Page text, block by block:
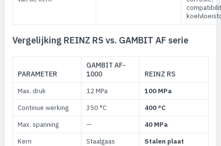
Vergelijking REINZ RS vs. GAMBIT AF serie
PARAMETER
GAMBIT AF-
1000
REINZ RS
Max. druk 12 MPa
100 MPa
Continue werking
350 °C
400 °C
Max. spanning
—
40 MPa
Kern
Staalgaas
Stalen plaat